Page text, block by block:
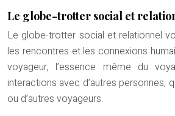
Le globe-trotter social et
Le globe-trotter social et relationnel
les rencontres et les connexions
voyageur, l’essence même du
interactions avec d’autres personnes,
ou d’autres voyageurs.